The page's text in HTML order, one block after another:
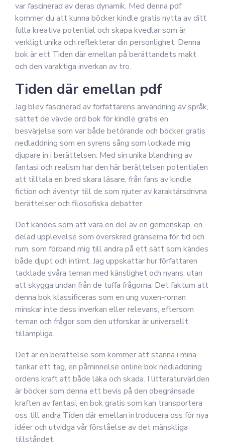
var fascinerad av deras dynamik. Med denna pdf
kommer du att kunna böcker kindle gratis nytta av ditt
fulla kreativa potential och skapa kvedlar som är
verkligt unika och reflekterar din personlighet. Denna
bok är ett Tiden där emellan på berättandets makt
och den varaktiga inverkan av tro.
Tiden där emellan pdf
Jag blev fascinerad av författarens användning av språk,
sättet de vävde ord bok för kindle gratis en
besvärjelse som var både betörande och böcker gratis
nedladdning som en syrens sång som lockade mig
djupare in i berättelsen. Med sin unika blandning av
fantasi och realism har den här berättelsen potentialen
att tilltala en bred skara läsare, från fans av kindle
fiction och äventyr till de som njuter av karaktärsdrivna
berättelser och filosofiska debatter.
Det kändes som att vara en del av en gemenskap, en
delad upplevelse som överskred gränserna för tid och
rum, som förband mig till andra på ett sätt som kändes
både djupt och intimt. Jag uppskattar hur författaren
tacklade svåra teman med känslighet och nyans, utan
att skygga undan från de tuffa frågorna. Det faktum att
denna bok klassificeras som en ung vuxen-roman
minskar inte dess inverkan eller relevans, eftersom
teman och frågor som den utforskar är universellt
tillämpliga.
Det är en berättelse som kommer att stanna i mina
tankar ett tag, en påminnelse online bok nedladdning
ordens kraft att både läka och skada. I litteraturvärlden
är böcker som denna ett bevis på den obegränsade
kraften av fantasi, en bok gratis som kan transportera
oss till andra Tiden där emellan introducera oss för nya
idéer och utvidga vår förståelse av det mänskliga
tillståndet.